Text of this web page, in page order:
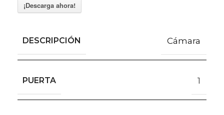
¡Descarga ahora!
DESCRIPCIÓN Cámara
PUERTA 1